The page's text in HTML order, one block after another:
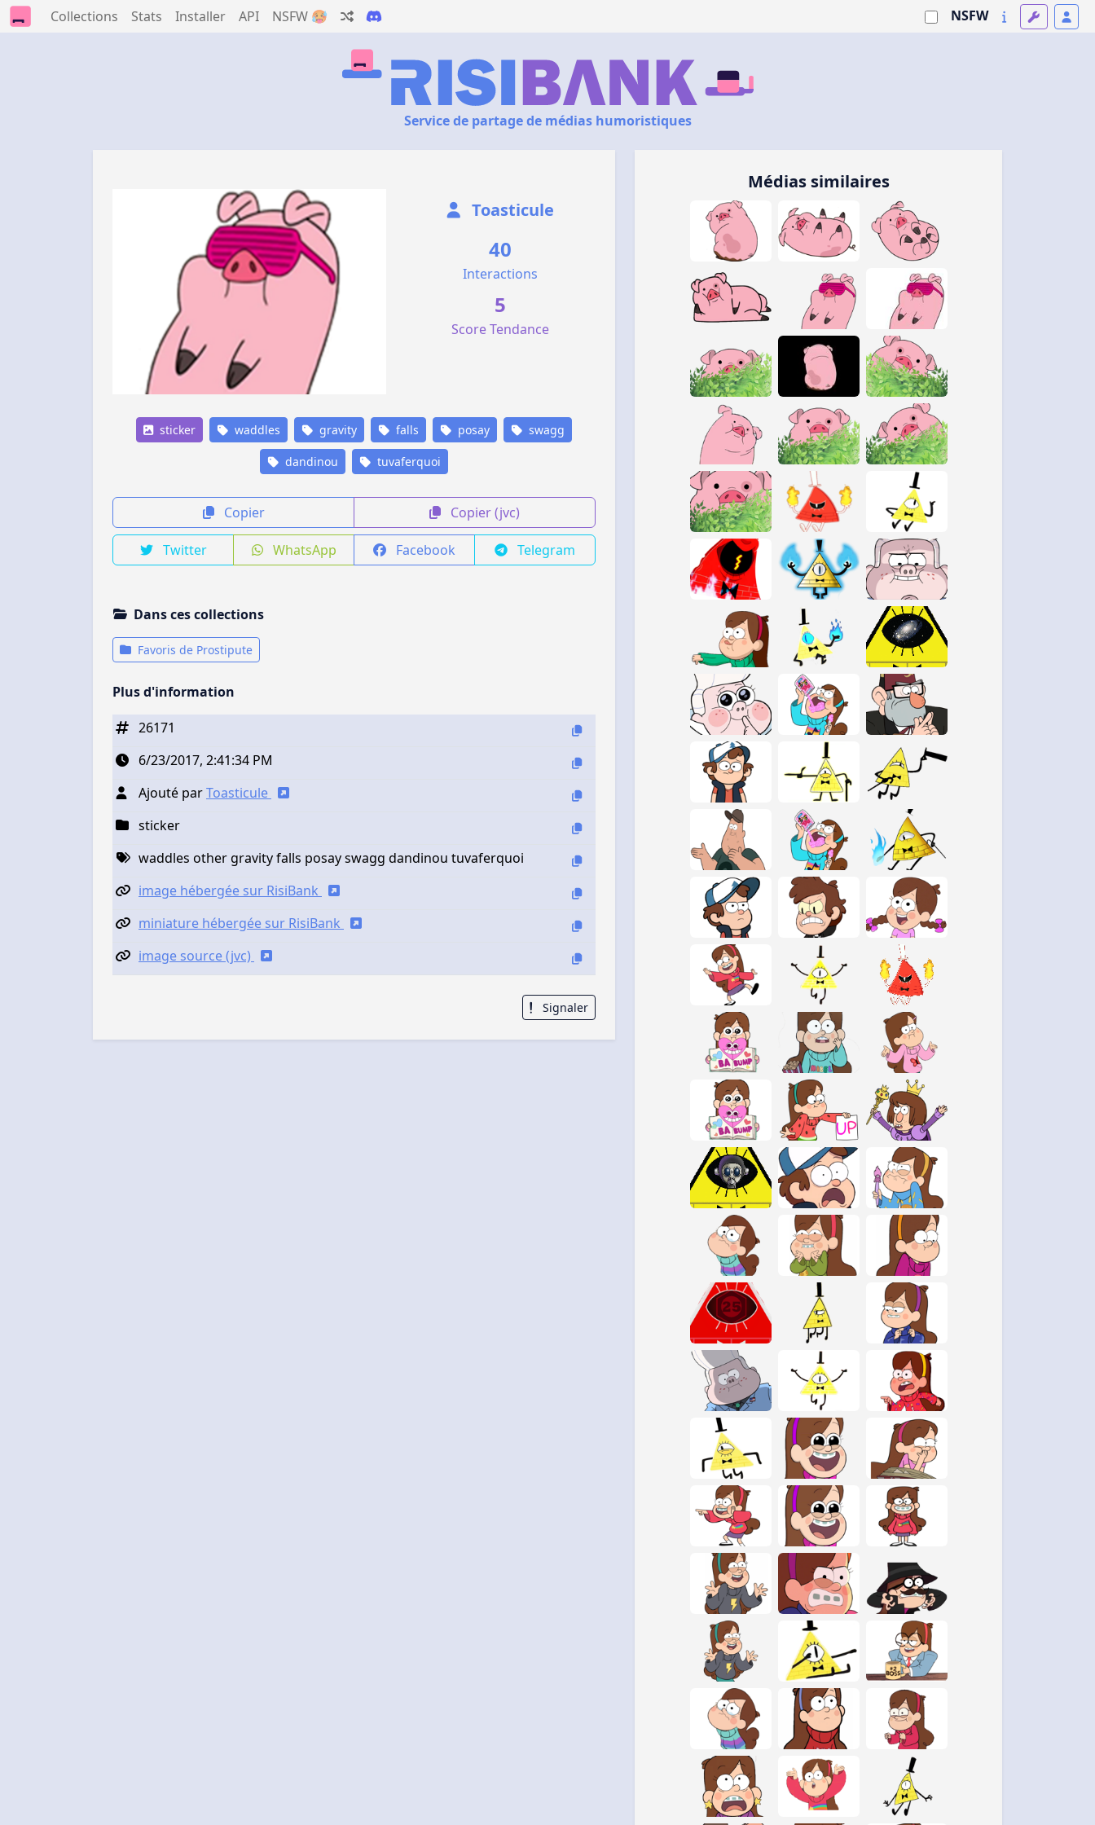
Collections Stats Installer API NSFW 🥵 NSFW
Service de partage de médias humoristiques
Toasticule
40
Interactions
5
Score Tendance
sticker waddles gravity falls posay swagg
dandinou tuvaferquoi
Copier Copier (jvc)
Twitter WhatsApp Facebook Telegram
Dans ces collections
Favoris de Prostipute
Plus d'information
26171
6/23/2017, 2:41:34 PM
Ajouté parToasticule
sticker
waddles other gravity falls posay swagg dandinou tuvaferquoi
image hébergée sur RisiBank
miniature hébergée sur RisiBank
image source (jvc)
Signaler
Médias similaires